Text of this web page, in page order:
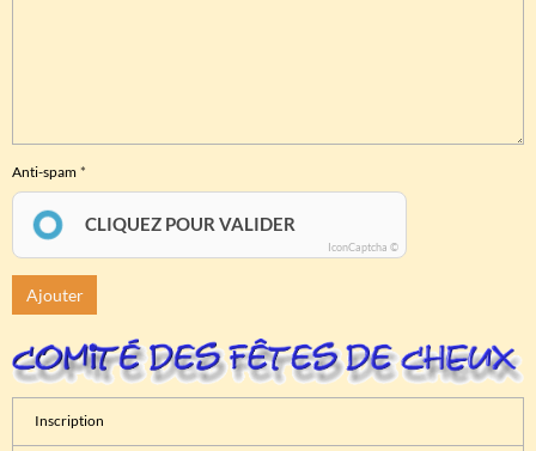
Anti-spam
CLIQUEZ POUR VALIDER
IconCaptcha ©
Ajouter
Inscription